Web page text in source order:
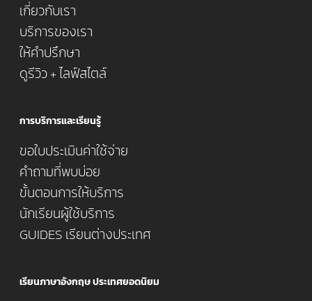
เกี่ยวกับเรา
บริการของเรา
ให้คำปรึกษา
ดูรีวิว + ไลฟ์สไตล์
การบริการและเรียนรู้
ขอใบประเมินค่าใช้จ่าย
คำถามที่พบบ่อย
ขั้นตอนการให้บริการ
นักเรียนผู้ใช้บริการ
GUIDES เรียนต่างประเทศ
เรียนภาษาอังกฤษ ประเทศยอดนิยม